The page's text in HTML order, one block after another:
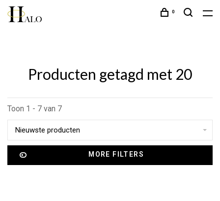
0
Producten getagd met 20
Toon 1 - 7 van 7
Nieuwste producten
MORE FILTERS